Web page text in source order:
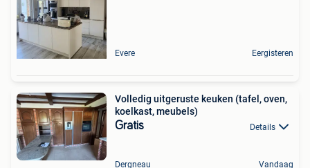
Evere Eergisteren
Volledig uitgeruste keuken (tafel, oven,
koelkast, meubels)
Gratis Details
Dergneau Vandaag